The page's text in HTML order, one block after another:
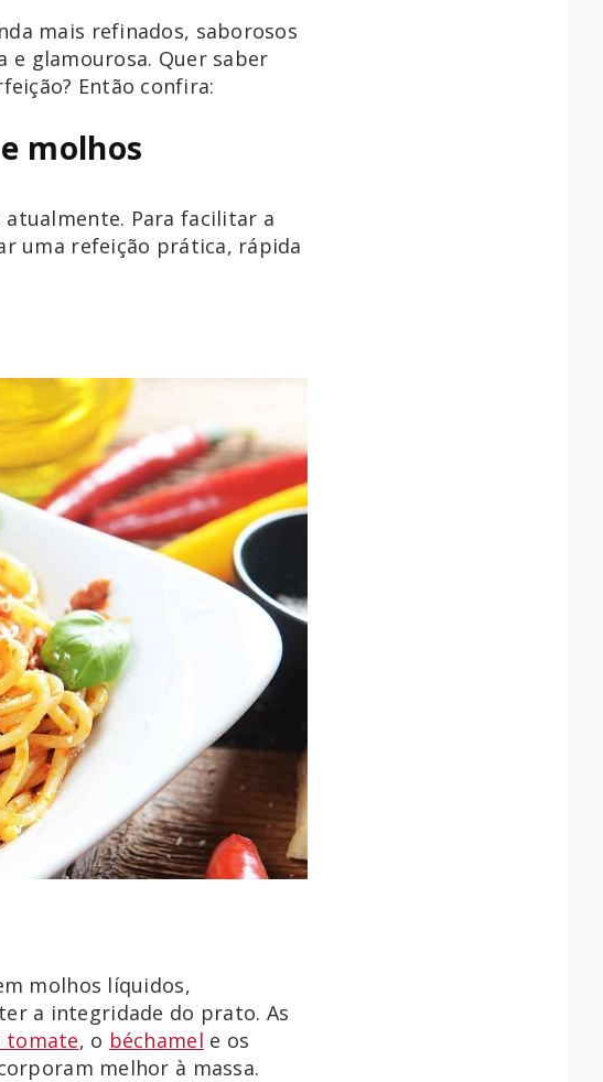
mais refinados, saborosos
e glamourosa. Quer saber
Então confira:
molhos
atualmente. Para facilitar a
uma refeição prática, rápida
molhos líquidos,
a integridade do prato. As
tomate, o béchamel e os
melhor à massa.